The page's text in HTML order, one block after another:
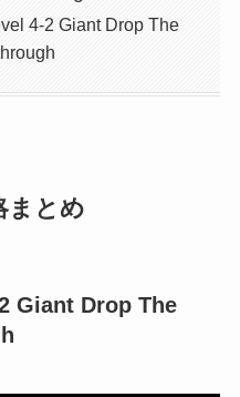
4-2 Giant Drop The
まとめ
Giant Drop The